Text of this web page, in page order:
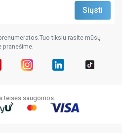
tikslu rasite mūsų
pranešime.
teisės saugomos.